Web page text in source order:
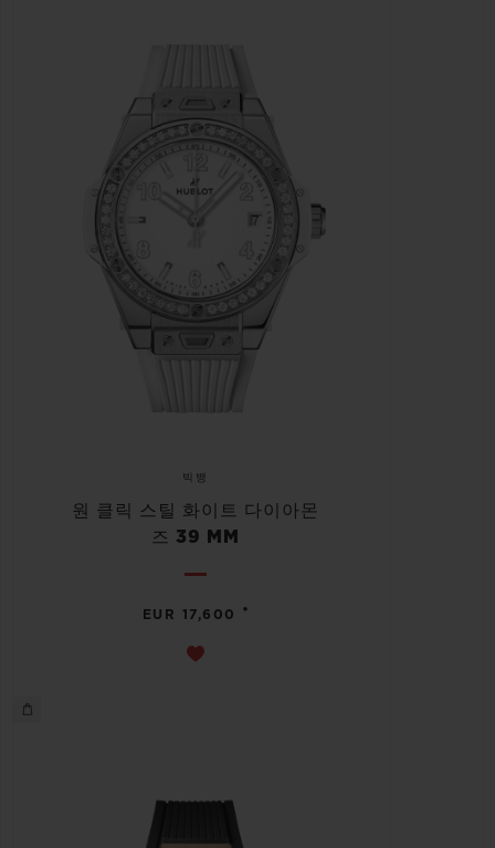
빅뱅
원 클릭 스틸 화이트 다이아몬
즈 39 MM
EUR 17,600 •